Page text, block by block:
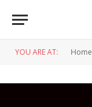
YOU ARE AT: Home